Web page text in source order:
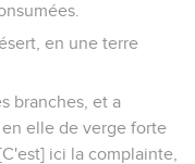
en une terre
branches, et a
elle de verge forte
ici la complainte,